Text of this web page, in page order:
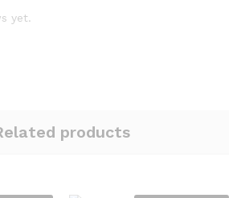
yet.
products